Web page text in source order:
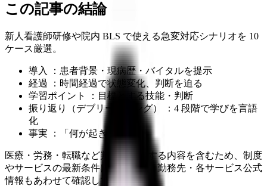
この記事の結論
新人看護師研修や院内 BLS で使える急変対応シナリオを 10
ケース厳選。
導入 ：患者背景・現病歴・バイタルを提示
経過 ：時間経過で状態変化、判断を迫る
学習ポイント ：目標とする技能・判断
振り返り（デブリーフィング） ：4 段階で学びを言語
化
事実 ：「何が起きたか」
医療・労務・転職など判断に影響する内容を含むため、制度
やサービスの最新条件は公的機関・勤務先・各サービス公式
情報もあわせて確認してください。